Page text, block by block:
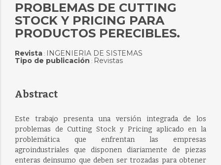
PROBLEMAS DE CUTTING
STOCK Y PRICING PARA
PRODUCTOS PERECIBLES.
Revista: INGENIERIA DE SISTEMAS
Tipo de publicación : Revistas
Abstract
Este trabajo presenta una versión integrada de los
problemas de Cutting Stock y Pricing aplicado en la
problemática que enfrentan las empresas
agroindustriales que disponen diariamente de piezas
enteras deinsumo que deben ser trozadas para obtener